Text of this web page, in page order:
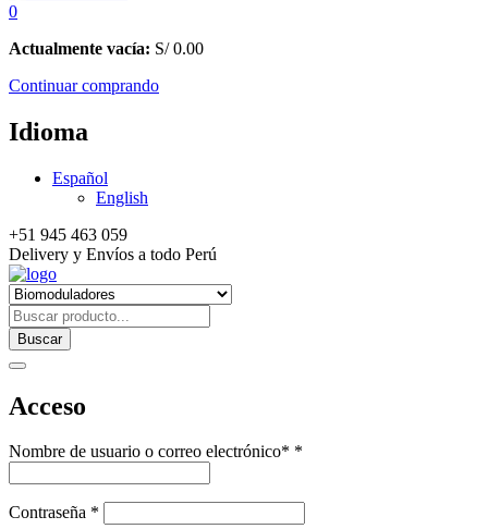
0
Actualmente vacía: S/0.00
Continuar comprando
Idioma
Español
English
+51 945 463 059
Delivery y Envíos a todo Perú
Buscar
Acceso
Nombre de usuario o correo electrónico* *
Contraseña *